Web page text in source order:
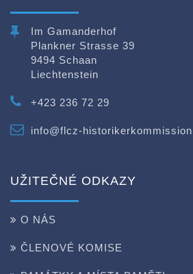
Im Gamanderhof
Plankner Strasse 39
9494 Schaan
Liechtenstein
+423 236 72 29
info@flcz-
UŽITEČNÉ ODKAZY
O NÁS
ČLENOVÉ KOMISE